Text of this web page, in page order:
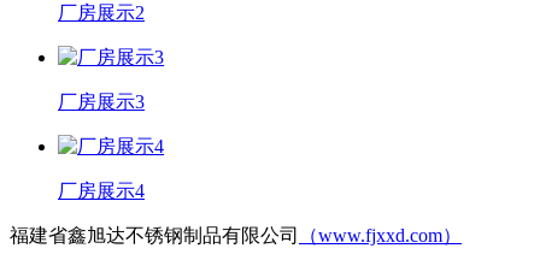
厂房展示2
厂房展示3
厂房展示4
福建省鑫旭达不锈钢制品有限公司 （www.fjxxd.com）